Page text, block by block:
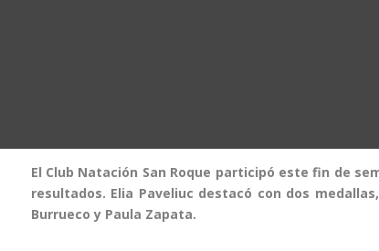
El Club Natación San Roque participó este fin de
resultados. Elia Paveliuc destacó con dos
Burrueco y Paula Zapata.